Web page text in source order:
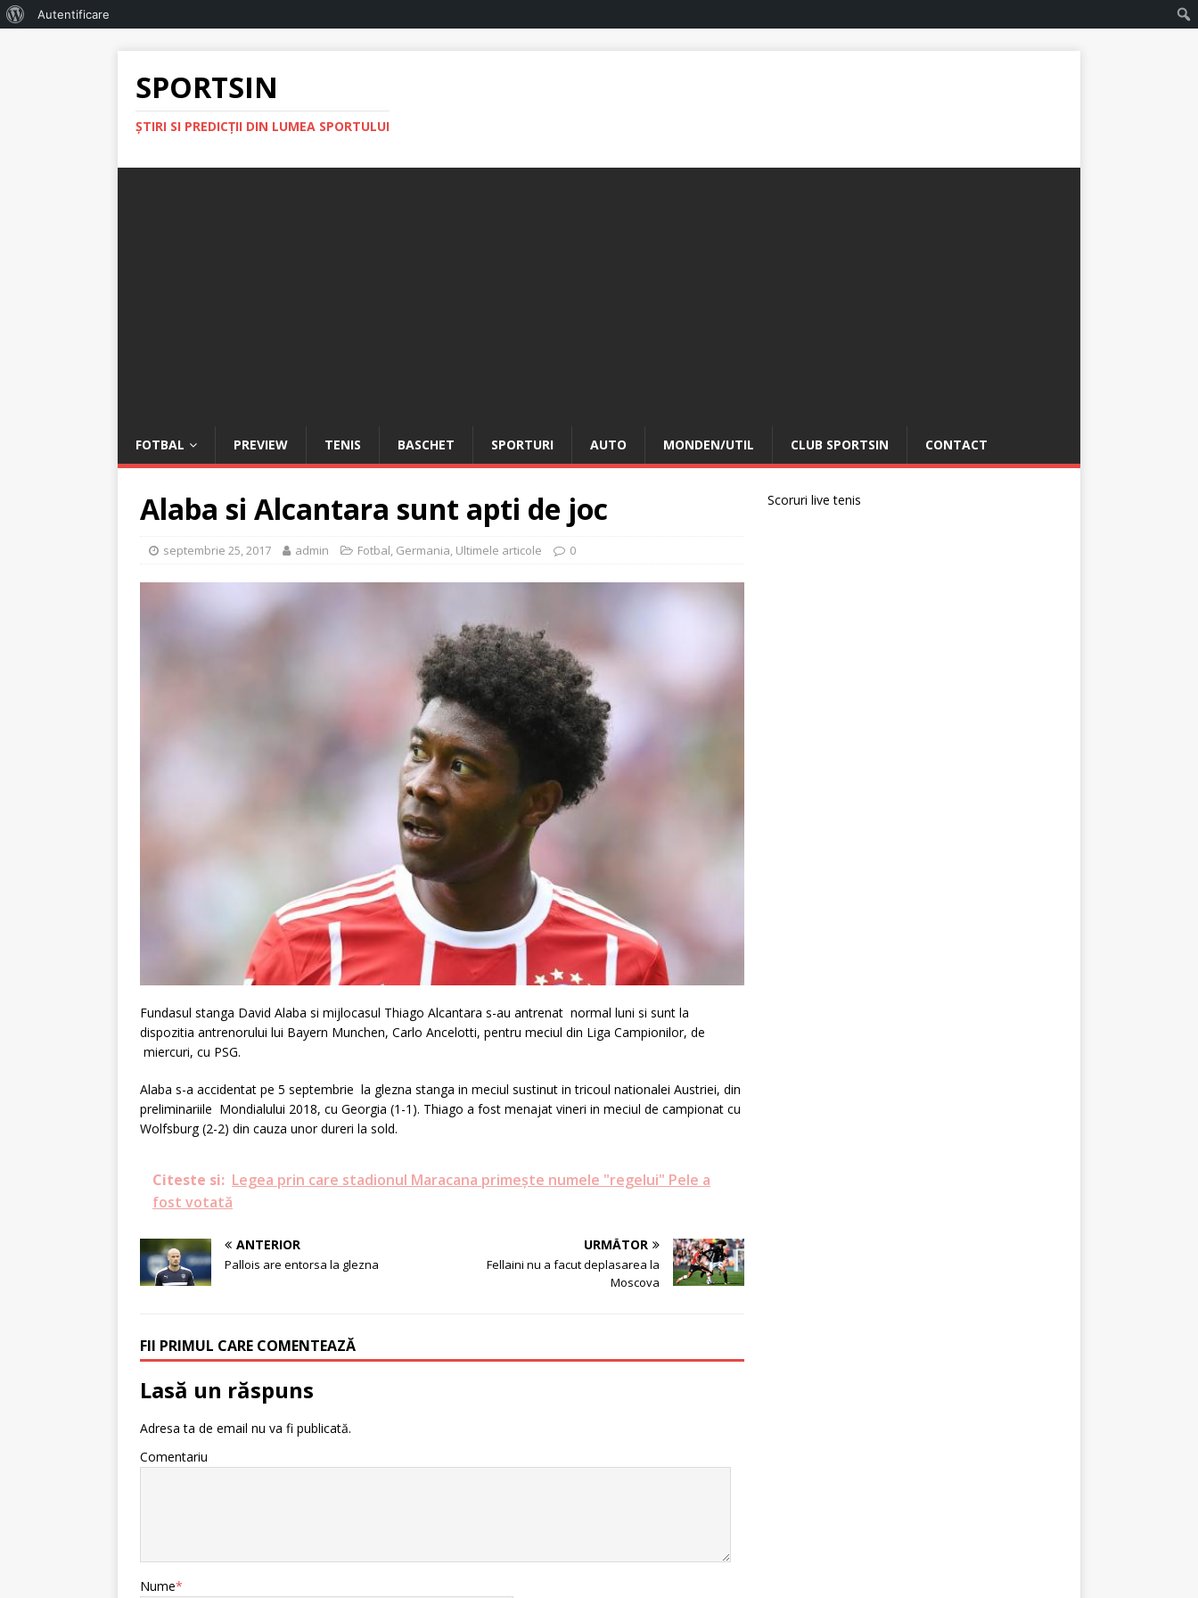
Autentificare
SPORTSIN
ŞTIRI SI PREDICŢII DIN LUMEA SPORTULUI
FOTBAL PREVIEW TENIS BASCHET SPORTURI AUTO MONDEN/UTIL CLUB SPORTSIN CONTACT
Alaba si Alcantara sunt apti de joc
septembrie 25, 2017 admin Fotbal, Germania, Ultimele articole 0
Fundasul stanga David Alaba si mijlocasul Thiago Alcantara s-au antrenat normal luni si sunt la
dispozitia antrenorului lui Bayern Munchen, Carlo Ancelotti, pentru meciul din Liga Campionilor, de
miercuri, cu PSG.
Alaba s-a accidentat pe 5 septembrie la glezna stanga in meciul sustinut in tricoul nationalei Austriei, din
preliminariile Mondialului 2018, cu Georgia (1-1). Thiago a fost menajat vineri in meciul de campionat cu
Wolfsburg (2-2) din cauza unor dureri la sold.
Citeste si: Legea prin care stadionul Maracana primeşte numele "regelui" Pele a
fost votată
ANTERIOR
Pallois are entorsa la glezna
URMĂTOR
Fellaini nu a facut deplasarea la
Moscova
FII PRIMUL CARE COMENTEAZĂ
Lasă un răspuns
Adresa ta de email nu va fi publicată.
Comentariu
Nume*
Scoruri live tenis